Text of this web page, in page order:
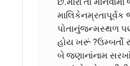
પોતાનુંજન્મસ્થળ
હોય ખરૂં
બે જણાનાંનામ